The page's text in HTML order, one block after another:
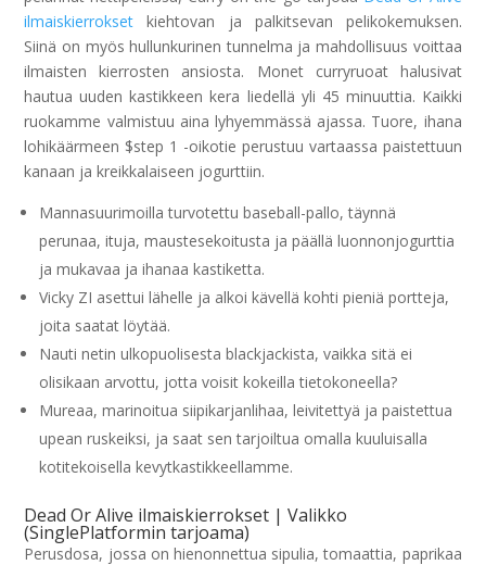
ilmaiskierrokset kiehtovan ja palkitsevan pelikokemuksen.
Siinä on myös hullunkurinen tunnelma ja mahdollisuus voittaa
ilmaisten kierrosten ansiosta. Monet curryruoat halusivat
hautua uuden kastikkeen kera liedellä yli 45 minuuttia. Kaikki
ruokamme valmistuu aina lyhyemmässä ajassa. Tuore, ihana
lohikäärmeen $step 1 -oikotie perustuu vartaassa paistettuun
kanaan ja kreikkalaiseen jogurttiin.
Mannasuurimoilla turvotettu baseball-pallo, täynnä
perunaa, ituja, maustesekoitusta ja päällä luonnonjogurttia
ja mukavaa ja ihanaa kastiketta.
Vicky ZI asettui lähelle ja alkoi kävellä kohti pieniä portteja,
joita saatat löytää.
Nauti netin ulkopuolisesta blackjackista, vaikka sitä ei
olisikaan arvottu, jotta voisit kokeilla tietokoneella?
Mureaa, marinoitua siipikarjanlihaa, leivitettyä ja paistettua
upean ruskeiksi, ja saat sen tarjoiltua omalla kuuluisalla
kotitekoisella kevytkastikkeellamme.
Dead Or Alive ilmaiskierrokset | Valikko
(SinglePlatformin tarjoama)
Perusdosa, jossa on hienonnettua sipulia, tomaattia, paprikaa